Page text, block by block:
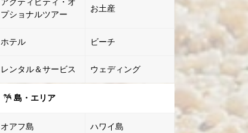
アクティビティ・オ
プショナルツアー
お土産
ホテル ビーチ
レンタル＆サービス ウェディング
島・エリア
オアフ島 ハワイ島